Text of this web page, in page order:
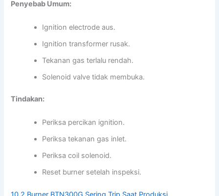
Penyebab Umum:
Ignition electrode aus.
Ignition transformer rusak.
Tekanan gas terlalu rendah.
Solenoid valve tidak membuka.
Tindakan:
Periksa percikan ignition.
Periksa tekanan gas inlet.
Periksa coil solenoid.
Reset burner setelah inspeksi.